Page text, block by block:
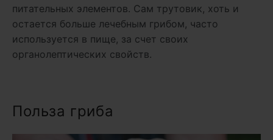
питательных элементов. Сам трутовик, хоть и
остается больше лечебным грибом, часто
используется в пище, за счет своих
органолептических свойств.
Польза гриба